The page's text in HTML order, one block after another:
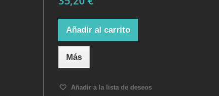
Añadir al carrito
Más
Añadir a la lista de deseos